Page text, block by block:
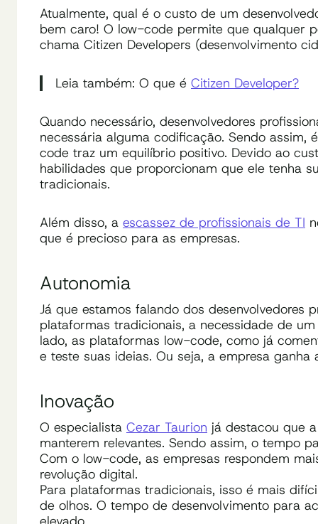
Atualmente, qual é o custo de um
bem caro! O low-code permite que qualquer
chama Citizen Developers (desenvolvimento
Leia também: O que é Citizen Developer?
Quando necessário, desenvolvedores
necessária alguma codificação. Sendo
code traz um equilíbrio positivo. Devido ao
habilidades que proporcionam que ele tenha
tradicionais.
Além disso, a escassez de profissionais de TI
que é precioso para as empresas.
Autonomia
Já que estamos falando dos desenvolvedores
plataformas tradicionais, a necessidade de
lado, as plataformas low-code, como já
e teste suas ideias. Ou seja, a empresa ganha
Inovação
O especialista Cezar Taurion já destacou que
manterem relevantes. Sendo assim, o tempo
Com o low-code, as empresas respondem
revolução digital.
Para plataformas tradicionais, isso é mais
de olhos. O tempo de desenvolvimento para